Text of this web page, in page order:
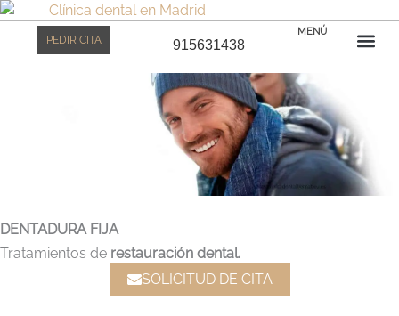
Ir
contenido
PEDIR CITA 915631438
MENÚ
Clínica dental Bernabéu
DENTADURA FIJA
Tratamientos de restauración dental.
SOLICITUD DE CITA